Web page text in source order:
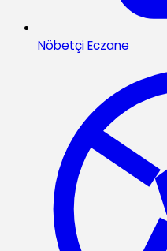
Nöbetçi Eczane